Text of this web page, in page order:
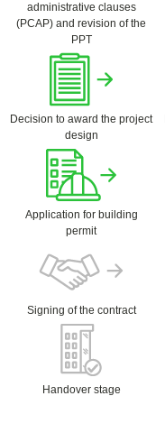
administrative clauses
(PCAP) and revision of the
PPT
Decision to award the project
design
Application for building
permit
Signing of the contract
Handover stage